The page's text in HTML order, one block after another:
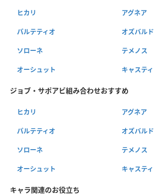
ヒカリ アグネア
パルテティオ オズバルド
ソローネ テメノス
オーシュット キャスティ
ジョブ・サポアビ組み合わせおすすめ
ヒカリ アグネア
パルテティオ オズバルド
ソローネ テメノス
オーシュット キャスティ
キャラ関連のお役立ち